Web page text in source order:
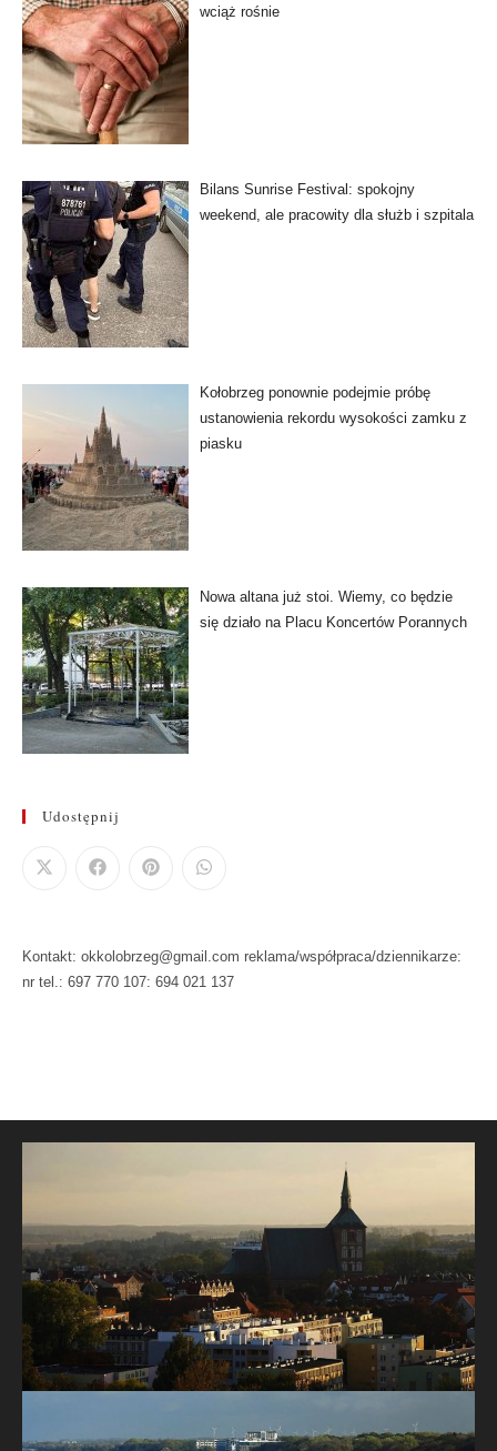
wciąż rośnie
Bilans Sunrise Festival: spokojny
weekend, ale pracowity dla służb i szpitala
Kołobrzeg ponownie podejmie próbę
ustanowienia rekordu wysokości zamku z
piasku
Nowa altana już stoi. Wiemy, co będzie
się działo na Placu Koncertów Porannych
Udostępnij
Kontakt: okkolobrzeg@gmail.com reklama/współpraca/dziennikarze:
nr tel.: 697 770 107: 694 021 137